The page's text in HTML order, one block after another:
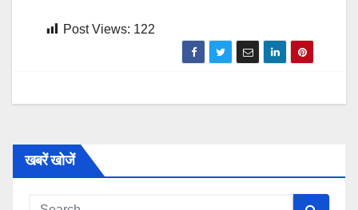
Post Views: 122
खबरें खोजें